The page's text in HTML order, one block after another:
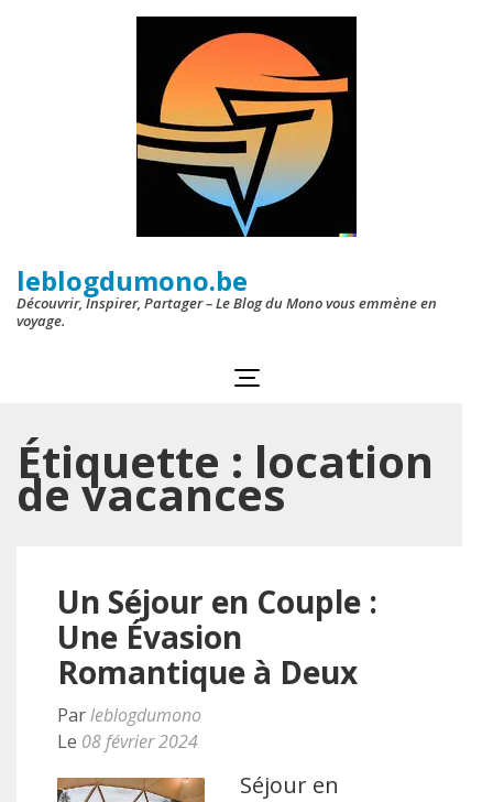
leblogdumono.be
Découvrir, Inspirer, Partager – Le Blog du Mono vous emmène en
voyage.
Étiquette : location
de vacances
Un Séjour en Couple :
Une Évasion
Romantique à Deux
Parleblogdumono
Le 08 février 2024
Séjour en